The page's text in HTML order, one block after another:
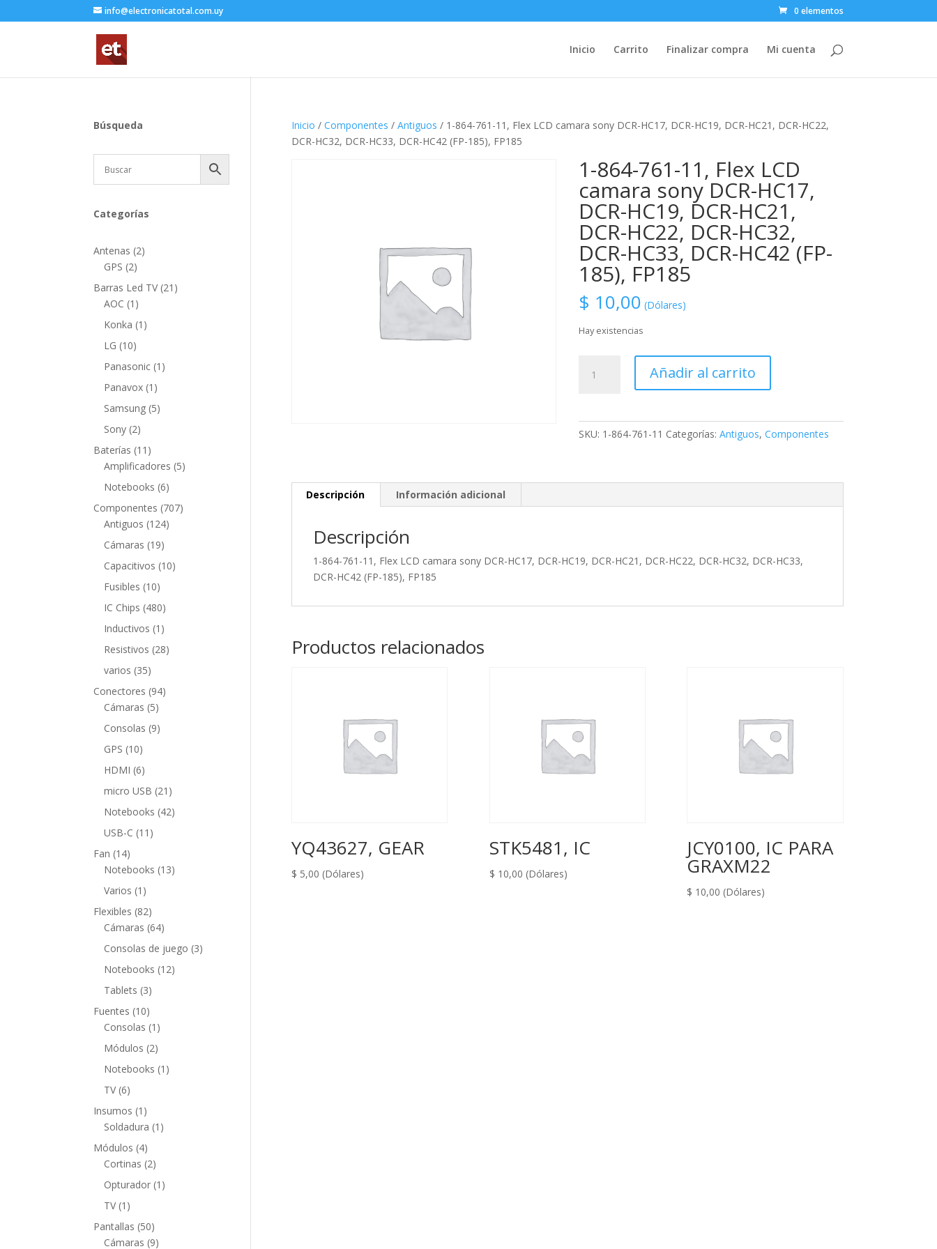
info@electronicatotal.com.uy 0 elementos
Inicio Carrito Finalizar compra Mi cuenta
Inicio / Componentes / Antiguos / 1-864-761-11, Flex LCD camara sony DCR-HC17, DCR-HC19, DCR-HC21, DCR-HC22,
DCR-HC32, DCR-HC33, DCR-HC42 (FP-185), FP185
1-864-761-11, Flex LCD
camara sony DCR-HC17,
DCR-HC19, DCR-HC21,
DCR-HC22, DCR-HC32,
DCR-HC33, DCR-HC42 (FP-
185), FP185
$ 10,00 (Dólares)
Hay existencias
864-
HC17,
DCR-
HC22,
185),
FP185
cantidad
Añadir al carrito
SKU: 1-864-761-11 Categorías: Antiguos, Componentes
Descripción Información adicional
Descripción
1-864-761-11, Flex LCD camara sony DCR-HC17, DCR-HC19, DCR-HC21, DCR-HC22, DCR-HC32, DCR-HC33,
DCR-HC42 (FP-185), FP185
Productos relacionados
YQ43627, GEAR
$ 5,00 (Dólares)
STK5481, IC
$ 10,00 (Dólares)
JCY0100, IC PARA
GRAXM22
$ 10,00 (Dólares)
Búsqueda
Categorías
Antenas 22
GPS 22
productos
Barras Led TV 21 21
AOC 1 1
producto
Konka 1 1
LG 1010
productos
Panasonic 1 1
Panavox 1 1
producto
Samsung 55
Sony 22
productos
Baterías 11 11
productos
Amplificadores 55
Notebooks 66
productos
Componentes 707707
Antiguos 124124
Cámaras 1919
productos
Capacitivos 1010
Fusibles 1010
productos
IC Chips 480480
productos
Inductivos 1 1
producto
Resistivos 2828
varios 3535
productos
Conectores 9494
Cámaras 55
productos
Consolas 99
GPS 1010
productos
HDMI 66
productos
micro USB 21 21
productos
Notebooks 4242
USB-C 11 11
Fan 1414
productos
Notebooks 1313
Varios 1 1
producto
Flexibles 8282
productos
Cámaras 6464
productos
Consolas de juego 33
Notebooks 1212
Tablets 33
productos
Fuentes 1010
productos
Consolas 1 1
producto
Módulos 22
productos
Notebooks 1 1
TV 66
productos
Insumos 1 1
producto
Soldadura 1 1
Módulos 44
productos
Cortinas 22
productos
Opturador 1 1
TV 1 1
producto
Pantallas 5050
productos
Cámaras 99